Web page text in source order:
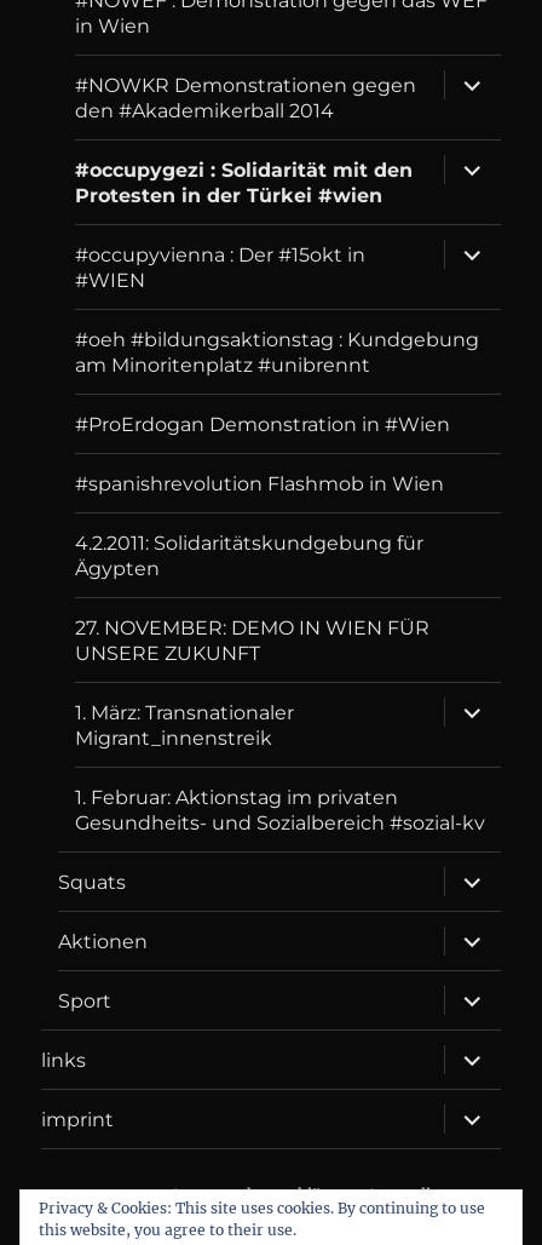
in Wien
#NOWKR Demonstrationen gegen
den #Akademikerball 2014
expand
child
#occupygezi : Solidarität mit den
Protesten in der Türkei #wien
expand
child
#occupyvienna : Der #15okt in
#WIEN
expand
child
#oeh #bildungsaktionstag : Kundgebung
am Minoritenplatz #unibrennt
#ProErdogan Demonstration in #Wien
#spanishrevolution Flashmob in Wien
4.2.2011: Solidaritätskundgebung für
Ägypten
27. NOVEMBER: DEMO IN WIEN FÜR
UNSERE ZUKUNFT
1. März: Transnationaler
Migrant_innenstreik
expand
child
1. Februar: Aktionstag im privaten
Gesundheits- und Sozialbereich #sozial-kv
Squats
expand
child
menu
Aktionen
expand
child
menu
Sport
expand
child
menu
links
expand
child
menu
imprint
expand
child
menu
DANIEL WEBER Datenschutzerklärung
Proudly
powered by WordPress
Privacy & Cookies: This site uses cookies. By continuing to use
this website, you agree to their use.